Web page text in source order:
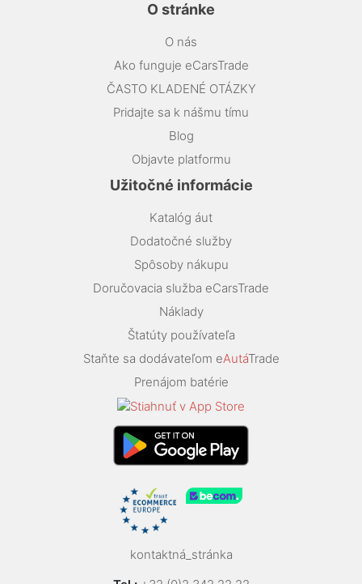
O stránke
O nás
Ako funguje eCarsTrade
ČASTO KLADENÉ OTÁZKY
Pridajte sa k nášmu tímu
Blog
Objavte platformu
Užitočné informácie
Katalóg áut
Dodatočné služby
Spôsoby nákupu
Doručovacia služba eCarsTrade
Náklady
Štatúty používateľa
Staňte sa dodávateľom eAutáTrade
Prenájom batérie
kontaktná_stránka